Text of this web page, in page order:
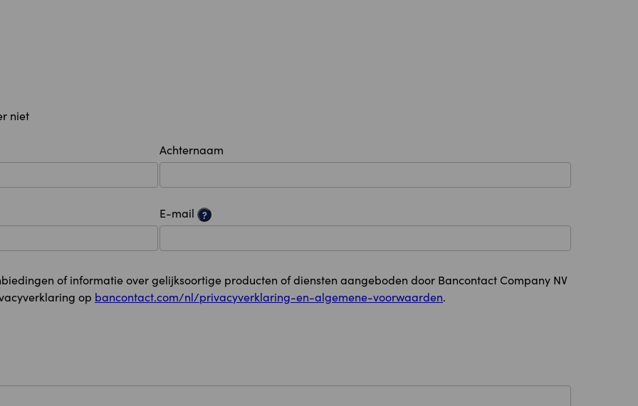
niet
Achternaam
E-mail ?
of informatie over gelijksoortige producten of diensten aangeboden door Bancontact Company NV
op bancontact.com/nl/privacyverklaring-en-algemene-voorwaarden.